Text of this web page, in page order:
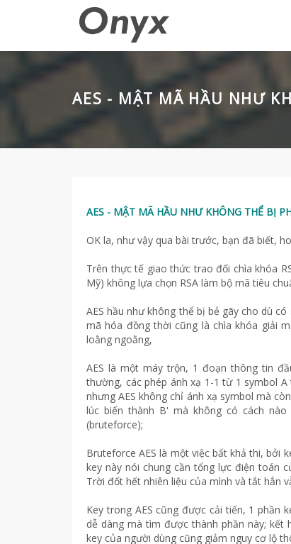
AES - MẬT MÃ HẦU NHƯ
AES - MẬT MÃ HẦU NHƯ KHÔNG THỂ BỊ
OK la, như vậy qua bài trước, bạn đã biết,
Trên thực tế giao thức trao đổi chìa khóa
Mỹ) không lựa chọn RSA làm bộ mã tiêu
AES hầu như không thể bị bẻ gãy cho dù
mã hóa đồng thời cũng là chìa khóa giải
loằng ngoằng,
AES là một máy trộn, 1 đoạn thông tin
thường, các phép ánh xạ 1-1 từ 1 symbol
nhưng AES không chỉ ánh xạ symbol mà
lúc biến thành B' mà không có cách
(bruteforce);
Bruteforce AES là một việc bất khả thi, bởi
key này nói chung cần tổng lực điện toán
Trời đốt hết nhiên liệu của mình và tắt hẳn
Key trong AES cũng được cải tiến, 1 phần
dễ dàng mà tìm được thành phần này;
key của người dùng cũng giảm nguy cơ lộ